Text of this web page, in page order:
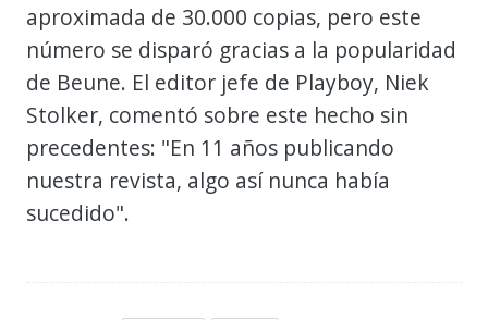
aproximada de 30.000 copias, pero este
número se disparó gracias a la popularidad
de Beune. El editor jefe de Playboy, Niek
Stolker, comentó sobre este hecho sin
precedentes: "En 11 años publicando
nuestra revista, algo así nunca había
sucedido".